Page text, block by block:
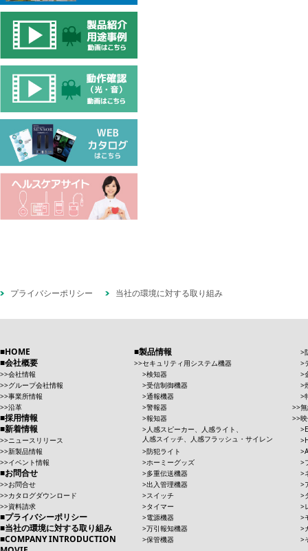
プライバシーポリシー 当社の環境に対する取り組み
HOME
会社概要
会社情報
グループ会社情報
事業所情報
沿革
採用情報
新着情報
ニュースリリース
新製品情報
イベント情報
お問合せ
お問合せ
カタログダウンロード
資料請求
プライバシーポリシー
当社の環境に対する取り組み
COMPANY INTRODUCTION
製品情報
セキュリティ用システム機器
検知器
受信制御機器
通報機器
警報器
報知器
人感スピーカー、人感ライト、
人感スイッチ、人感フラッシュ・サイレン
防犯ライト
ホーミーグッズ
多重伝送機器
出入管理機器
スイッチ
タイマー
電源機器
万引報知機器
保管機器